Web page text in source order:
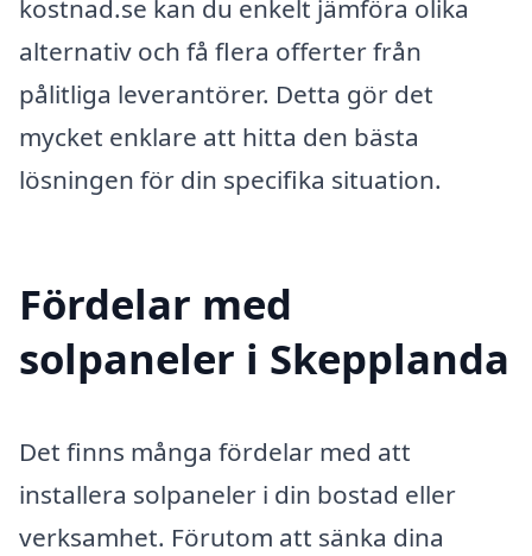
kostnad.se kan du enkelt jämföra olika
alternativ och få flera offerter från
pålitliga leverantörer. Detta gör det
mycket enklare att hitta den bästa
lösningen för din specifika situation.
Fördelar med
solpaneler i Skepplanda
Det finns många fördelar med att
installera solpaneler i din bostad eller
verksamhet. Förutom att sänka dina